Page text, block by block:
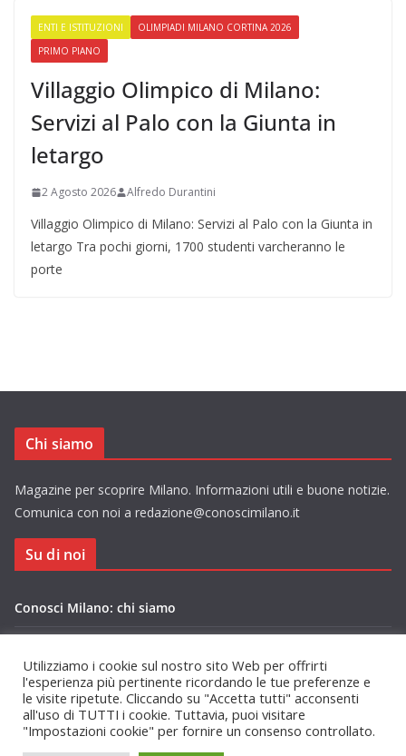
ENTI E ISTITUZIONI
OLIMPIADI MILANO CORTINA 2026
PRIMO PIANO
Villaggio Olimpico di Milano:
Servizi al Palo con la Giunta in
letargo
2 Agosto 2026 Alfredo Durantini
Villaggio Olimpico di Milano: Servizi al Palo con la Giunta in
letargo Tra pochi giorni, 1700 studenti varcheranno le
porte
Chi siamo
Magazine per scoprire Milano. Informazioni utili e buone notizie.
Comunica con noi a redazione@conoscimilano.it
Su di noi
Conosci Milano: chi siamo
Copyright © 2026Conosci Milano
Utilizziamo i cookie sul nostro sito Web per offrirti
l'esperienza più pertinente ricordando le tue preferenze e
le visite ripetute. Cliccando su "Accetta tutti" acconsenti
all'uso di TUTTI i cookie. Tuttavia, puoi visitare
"Impostazioni cookie" per fornire un consenso controllato.